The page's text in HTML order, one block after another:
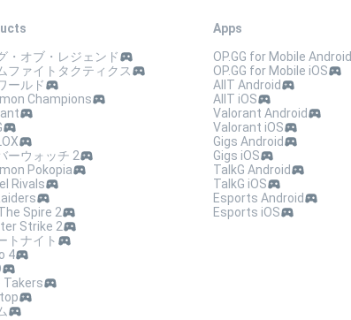
・オブ・レジェンド
ファイトタクティクス
ールド
Champions
ーウォッチ 2
Pokopia
Rivals
Spire 2
Strike 2
トナイト
4
Takers
Apps
OP.GG for Mobile Android
OP.GG for Mobile iOS
AllT Android
AllT iOS
Valorant Android
Valorant iOS
Gigs Android
Gigs iOS
TalkG Android
TalkG iOS
Esports Android
Esports iOS